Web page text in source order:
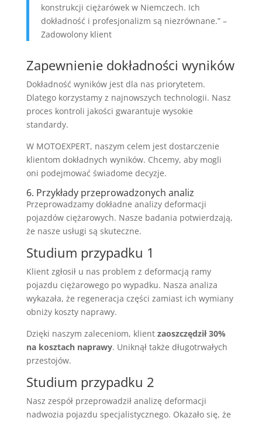
konstrukcji ciężarówek w Niemczech. Ich
dokładność i profesjonalizm są niezrównane.” –
Zadowolony klient
Zapewnienie dokładności wyników
Dokładność wyników jest dla nas priorytetem.
Dlatego korzystamy z najnowszych technologii. Nasz
proces kontroli jakości gwarantuje wysokie
standardy.
W MOTOEXPERT, naszym celem jest dostarczenie
klientom dokładnych wyników. Chcemy, aby mogli
oni podejmować świadome decyzje.
6. Przykłady przeprowadzonych analiz
Przeprowadzamy dokładne analizy deformacji
pojazdów ciężarowych. Nasze badania potwierdzają,
że nasze usługi są skuteczne.
Studium przypadku 1
Klient zgłosił u nas problem z deformacją ramy
pojazdu ciężarowego po wypadku. Nasza analiza
wykazała, że regeneracja części zamiast ich wymiany
obniży koszty naprawy.
Dzięki naszym zaleceniom, klient zaoszczędził 30%
na kosztach naprawy. Uniknął także długotrwałych
przestojów.
Studium przypadku 2
Nasz zespół przeprowadził analizę deformacji
nadwozia pojazdu specjalistycznego. Okazało się, że